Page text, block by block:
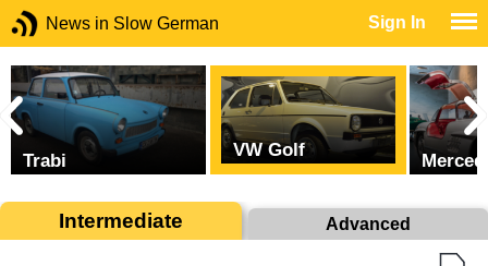
News in Slow German Sign In
Trabi VW Golf
Intermediate Advanced